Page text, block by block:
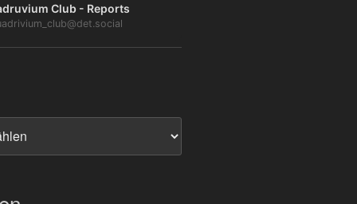
Club - Reports